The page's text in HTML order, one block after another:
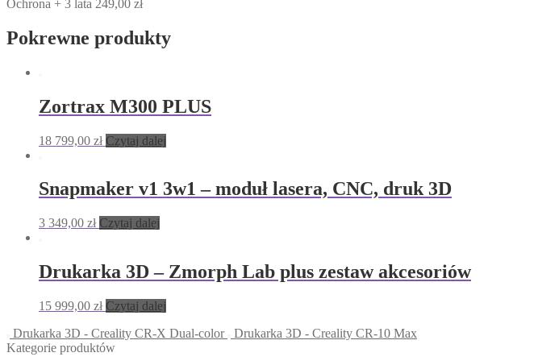
Ochrona + 3 lata 249,00 zł
Pokrewne produkty
Zortrax M300 PLUS
18 799,00 zł Czytaj dalej
Snapmaker v1 3w1 – moduł lasera, CNC, druk 3D
3 349,00 zł Czytaj dalej
Drukarka 3D – Zmorph Lab plus zestaw akcesoriów
15 999,00 zł Czytaj dalej
Drukarka 3D - Creality CR-X Dual-color
Drukarka 3D - Creality CR-10 Max
Kategorie produktów